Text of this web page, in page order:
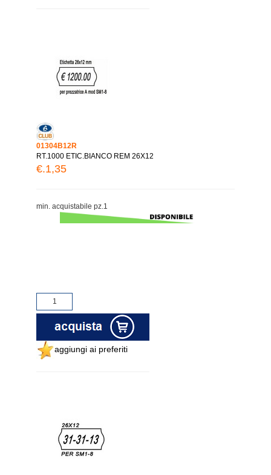
01304B12R
RT.1000 ETIC.BIANCO REM 26X12
€.1,35
min. acquistabile pz.1
aggiungi ai preferiti